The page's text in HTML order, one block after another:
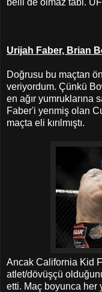
Urijah Faber, Brian
Doğrusu bu maçtan
veriyordum. Çünkü
en ağır yumruklarına
Faber'i yenmiş olan
maçta eli kırılmıştı.
Ancak California Kid
atlet/dövüşçü
etti. Maç boyunca her